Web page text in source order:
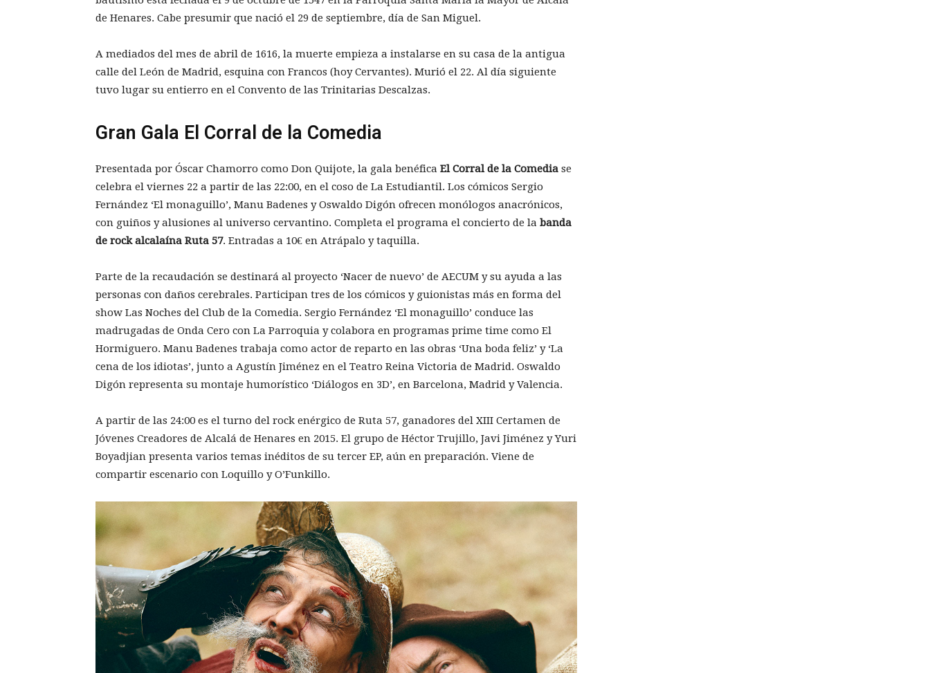
de Henares. Cabe presumir que nació el 29 de septiembre, día de San Miguel.
A mediados del mes de abril de 1616, la muerte empieza a instalarse en su casa de la antigua
calle del León de Madrid, esquina con Francos (hoy Cervantes). Murió el 22. Al día siguiente
tuvo lugar su entierro en el Convento de las Trinitarias Descalzas.
Gran Gala El Corral de la Comedia
Presentada por Óscar Chamorro como Don Quijote, la gala benéfica El Corral de la Comedia se
celebra el viernes 22 a partir de las 22:00, en el coso de La Estudiantil. Los cómicos Sergio
Fernández ‘El monaguillo’, Manu Badenes y Oswaldo Digón ofrecen monólogos anacrónicos,
con guiños y alusiones al universo cervantino. Completa el programa el concierto de la banda
de rock alcalaína Ruta 57. Entradas a 10€ en Atrápalo y taquilla.
Parte de la recaudación se destinará al proyecto ‘Nacer de nuevo’ de AECUM y su ayuda a las
personas con daños cerebrales. Participan tres de los cómicos y guionistas más en forma del
show Las Noches del Club de la Comedia. Sergio Fernández ‘El monaguillo’ conduce las
madrugadas de Onda Cero con La Parroquia y colabora en programas prime time como El
Hormiguero. Manu Badenes trabaja como actor de reparto en las obras ‘Una boda feliz’ y ‘La
cena de los idiotas’, junto a Agustín Jiménez en el Teatro Reina Victoria de Madrid. Oswaldo
Digón representa su montaje humorístico ‘Diálogos en 3D’, en Barcelona, Madrid y Valencia.
A partir de las 24:00 es el turno del rock enérgico de Ruta 57, ganadores del XIII Certamen de
Jóvenes Creadores de Alcalá de Henares en 2015. El grupo de Héctor Trujillo, Javi Jiménez y Yuri
Boyadjian presenta varios temas inéditos de su tercer EP, aún en preparación. Viene de
compartir escenario con Loquillo y O’Funkillo.